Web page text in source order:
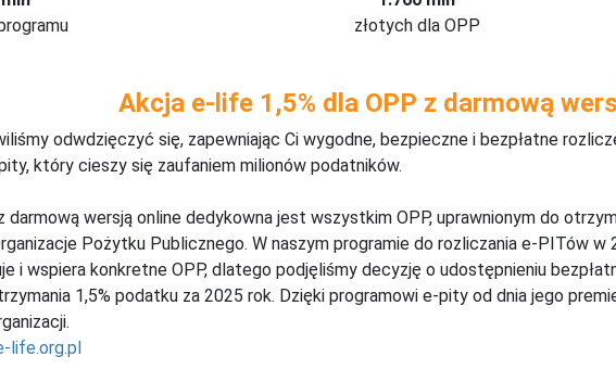
złotych dla OPP
Akcja e-life 1,5% dla OPP z darmową
odwdzięczyć się, zapewniając Ci wygodne, bezpieczne i bezpłatne
który cieszy się zaufaniem milionów podatników.
darmową wersją online dedykowna jest wszystkim OPP, uprawnionym do
Pożytku Publicznego. W naszym programie do rozliczania e-PITów w
i wspiera konkretne OPP, dlatego podjęliśmy decyzję o udostępnieniu
1,5% podatku za 2025 rok. Dzięki programowi e-pity od dnia jego
life.org.pl